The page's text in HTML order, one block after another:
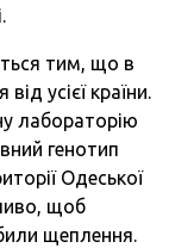
тим, що в
від усієї країни.
лабораторію
генотип
Одеської
щоб
щеплення.